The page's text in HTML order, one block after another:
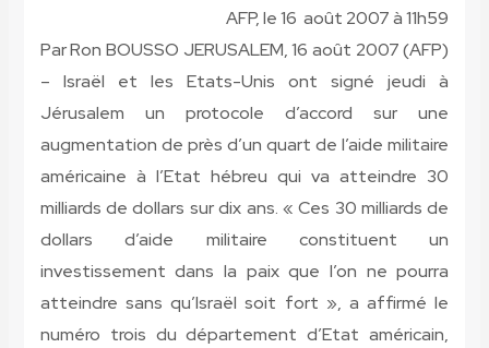
AFP, le 16 août 2007 à 11h59
Par Ron BOUSSO JERUSALEM, 16 août 2007 (AFP)
– Israël et les Etats-Unis ont signé jeudi à
Jérusalem un protocole d’accord sur une
augmentation de près d’un quart de l’aide militaire
américaine à l’Etat hébreu qui va atteindre 30
milliards de dollars sur dix ans. « Ces 30 milliards de
dollars d’aide militaire constituent un
investissement dans la paix que l’on ne pourra
atteindre sans qu’Israël soit fort », a affirmé le
numéro trois du département d’Etat américain,